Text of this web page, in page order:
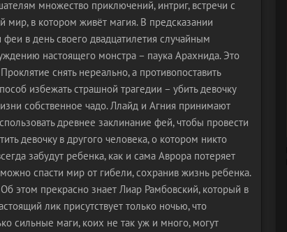
множество приключений, интриг, встречи с
мир, в котором живёт магия. В предсказании
в день своего двадцатилетия случайным
настоящего монстра – паука Арахнида. Это
снять нереально, а противопоставить
избежать страшной трагедии – убить девочку
собственное чадо. Ллайд и Агния принимают
древнее заклинание фей, чтобы провести
девочку в другого человека, о котором никто
забудут ребенка, как и сама Аврора потеряет
спасти мир от гибели, сохранив жизнь ребенка.
этом прекрасно знает Лиар Рамбовский, который в
лик присутствует только ночью, что
сильные маги, коих не так уж и много, могут